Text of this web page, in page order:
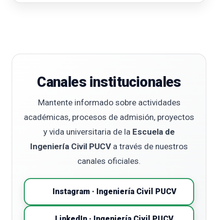
Canales institucionales
Mantente informado sobre actividades
académicas, procesos de admisión, proyectos
y vida universitaria de la Escuela de
Ingeniería Civil PUCV a través de nuestros
canales oficiales.
Instagram · Ingeniería Civil PUCV